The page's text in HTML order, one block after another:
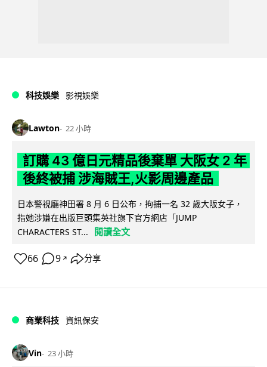
科技娛樂 影視娛樂
Lawton 22 小時
訂購 43 億日元精品後棄單 大阪女 2 年
後終被捕 涉海賊王,火影周邊產品
日本警視廳神田署 8 月 6 日公布，拘捕一名 32 歲大阪女子，
指她涉嫌在出版巨頭集英社旗下官方網店「JUMP
CHARACTERS ST...
閱讀全文
66 9 ↗ 分享
商業科技 資訊保安
Vin 23 小時